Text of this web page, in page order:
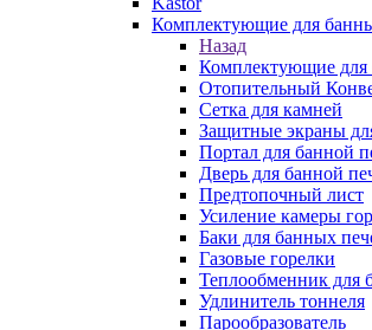
Комплектующие для
Назад
Комплектующие для
Отопительный
Сетка для камней
Защитные экраны
Портал для банной
Дверь для банной
Предтопочный лист
Усиление камеры
Баки для банных
Газовые горелки
Теплообменник для
Удлинитель тоннеля
Парообразователь